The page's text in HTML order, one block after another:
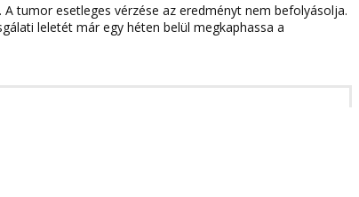
tumor esetleges vérzése az eredményt nem befolyásolja.
leletét már egy héten belül megkaphassa a